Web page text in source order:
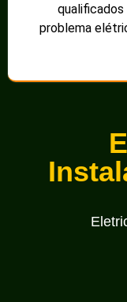
problema